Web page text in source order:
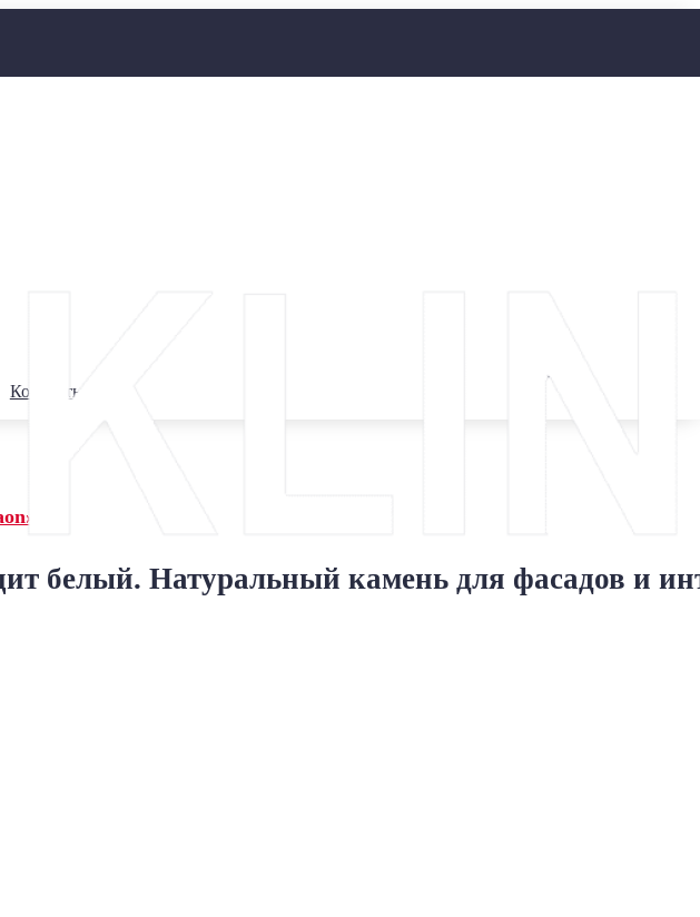
Контакты
белый. Натуральный камень для фасадов и